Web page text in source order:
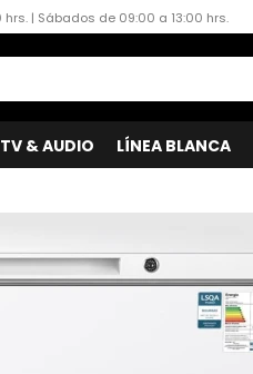
TV & AUDIO LÍNEA BLANCA
hrs. | Sábados de 09:00 a 13:00 hrs.